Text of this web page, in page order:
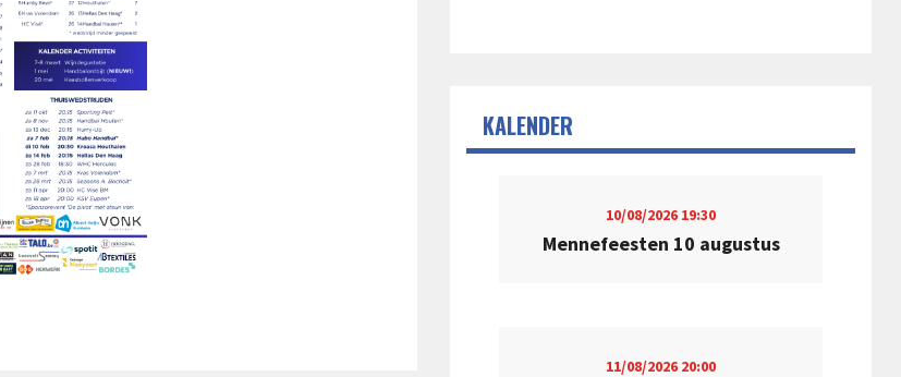
KALENDER
10/08/2026 19:30
Mennefeesten 10 augustus
11/08/2026 20:00